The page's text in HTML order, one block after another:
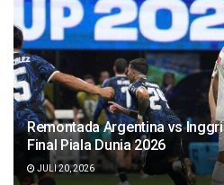
Remontada Argentina vs
Final Piala Dunia 2026
JULI 20, 2026